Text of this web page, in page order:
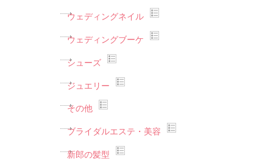
ウェディングネイル
ウェディングブーケ
シューズ
ジュエリー
その他
ブライダルエステ・美容
新郎の髪型